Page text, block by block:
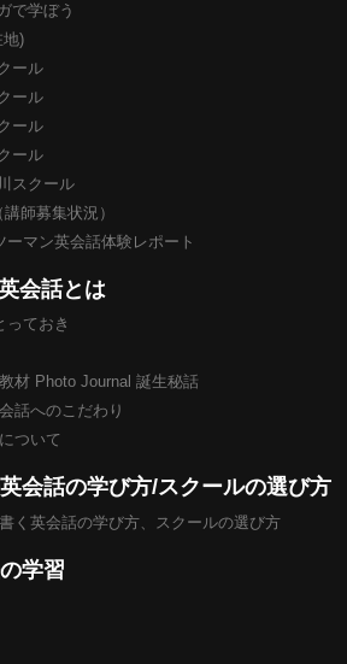
で学ぼう
地)
ール
ール
ール
ール
スクール
師募集状況）
マン英会話体験レポート
会話とは
っておき
材 Photo Journal 誕生秘話
話へのこだわり
ついて
会話の学び方/スクールの選び方
く英会話の学び方、スクールの選び方
学習